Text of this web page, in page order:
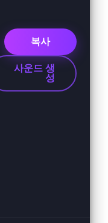
복사
사운드 생
성